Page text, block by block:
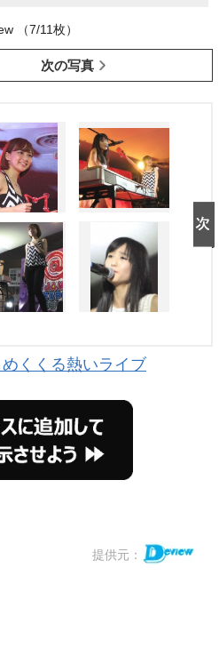
（7/11枚）
次の写真
くくる熱いライブ
提供元：